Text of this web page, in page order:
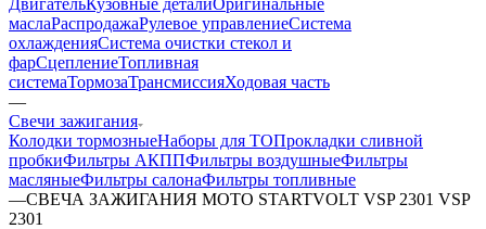
ДвигательКузовные деталиОригинальные
маслаРаспродажаРулевое управлениеСистема
охлажденияСистема очистки стекол и
фарСцеплениеТопливная
системаТормозаТрансмиссияХодовая часть
—
Свечи зажигания
Колодки тормозныеНаборы для ТОПрокладки сливной
пробкиФильтры АКППФильтры воздушныеФильтры
масляныеФильтры салонаФильтры топливные
—СВЕЧА ЗАЖИГАНИЯ МОТО STARTVOLT VSP 2301 VSP
2301